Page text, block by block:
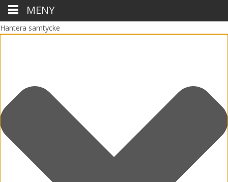
Hantera samtycke
MENY